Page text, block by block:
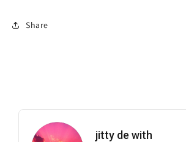
Share
jitty de with